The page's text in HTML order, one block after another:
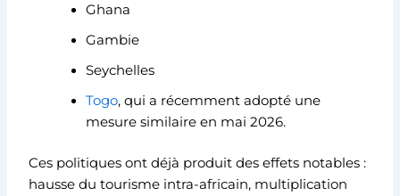
Ghana
Gambie
Seychelles
Togo, qui a récemment adopté une
mesure similaire en mai 2026.
Ces politiques ont déjà produit des effets notables :
hausse du tourisme intra-africain, multiplication